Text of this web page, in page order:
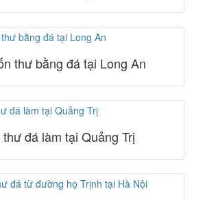
thư bằng đá tại Long An
đá làm tại Quảng Trị